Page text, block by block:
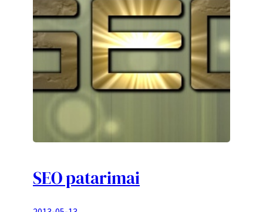
SEO patarimai